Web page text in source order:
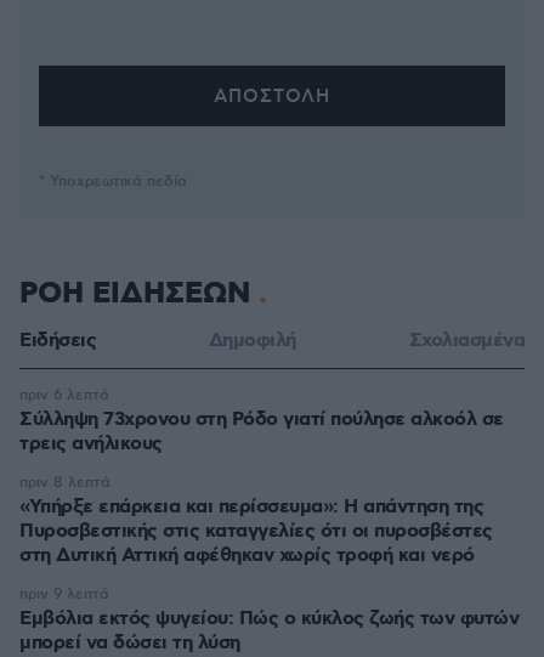
* Υποχρεωτικά πεδία
ΡΟΗ ΕΙΔΗΣΕΩΝ
Ειδήσεις Δημοφιλή Σχολιασμένα
Σύλληψη 73χρονου στη Ρόδο γιατί πούλησε αλκοόλ σε
τρεις ανήλικους
πριν 6 λεπτά
«Υπήρξε επάρκεια και περίσσευμα»: Η απάντηση της
Πυροσβεστικής στις καταγγελίες ότι οι πυροσβέστες
στη Δυτική Αττική αφέθηκαν χωρίς τροφή και νερό
πριν 8 λεπτά
Εμβόλια εκτός ψυγείου: Πώς ο κύκλος ζωής των φυτών
μπορεί να δώσει τη λύση
πριν 9 λεπτά